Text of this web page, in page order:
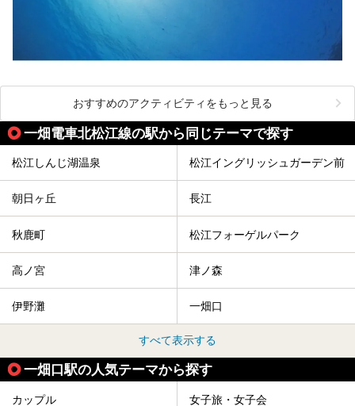
おすすめのアクティビティをもっと見る
一畑電車北松江線の駅から同じテーマで探す
松江しんじ湖温泉 松江イングリッシュガーデン前
朝日ヶ丘 長江
秋鹿町 松江フォーゲルパーク
高ノ宮 津ノ森
伊野灘 一畑口
すべて表示する
一畑口駅の人気テーマから探す
カップル 女子旅・女子会